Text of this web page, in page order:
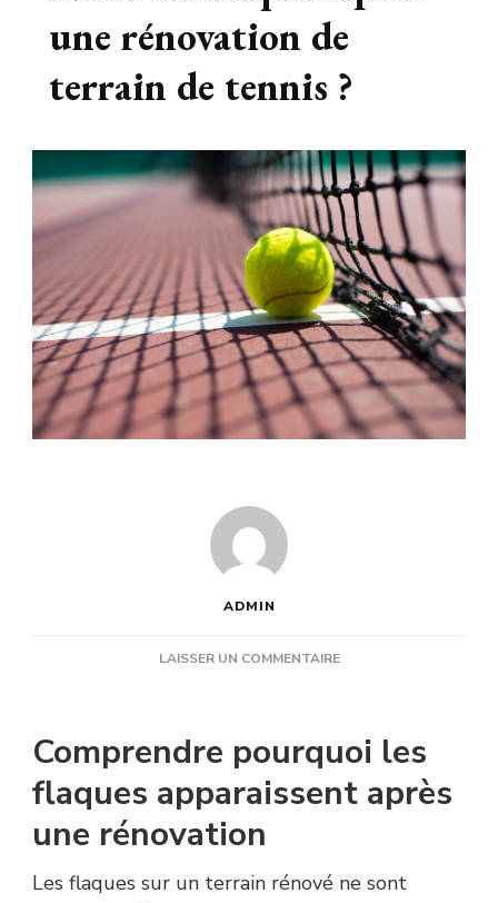
une rénovation de
terrain de tennis ?
ADMIN
LAISSER UN COMMENTAIRESUR
TENNIS
:
FLAQUES
Comprendre pourquoi les
flaques apparaissent après
une rénovation
Les flaques sur un terrain rénové ne sont